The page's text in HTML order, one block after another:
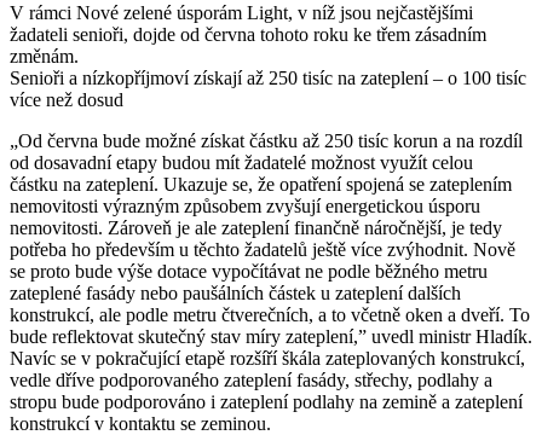
V rámci Nové zelené úsporám Light, v níž jsou nejčastějšími
žadateli senioři, dojde od června tohoto roku ke třem zásadním
změnám.
Senioři a nízkopříjmoví získají až 250 tisíc na zateplení – o 100 tisíc
více než dosud
„Od června bude možné získat částku až 250 tisíc korun a na rozdíl
od dosavadní etapy budou mít žadatelé možnost využít celou
částku na zateplení. Ukazuje se, že opatření spojená se zateplením
nemovitosti výrazným způsobem zvyšují energetickou úsporu
nemovitosti. Zároveň je ale zateplení finančně náročnější, je tedy
potřeba ho především u těchto žadatelů ještě více zvýhodnit. Nově
se proto bude výše dotace vypočítávat ne podle běžného metru
zateplené fasády nebo paušálních částek u zateplení dalších
konstrukcí, ale podle metru čtverečních, a to včetně oken a dveří. To
bude reflektovat skutečný stav míry zateplení,” uvedl ministr Hladík.
Navíc se v pokračující etapě rozšíří škála zateplovaných konstrukcí,
vedle dříve podporovaného zateplení fasády, střechy, podlahy a
stropu bude podporováno i zateplení podlahy na zemině a zateplení
konstrukcí v kontaktu se zeminou.